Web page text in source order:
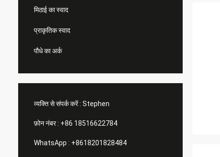
मिठाई का स्वाद
प्राकृतिक स्वाद
पौधे का अर्क
व्यक्ति से संपर्क करें : Stephen
फ़ोन नंबर : +86 18516622784
WhatsApp : +8618201828484